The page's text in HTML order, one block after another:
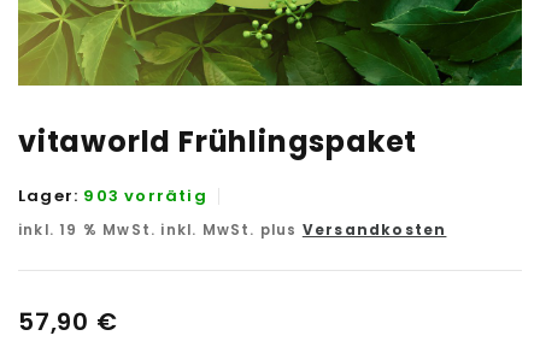
vitaworld Frühlingspaket
Lager: 903 vorrätig
inkl. 19 % MwSt. inkl. MwSt. plus Versandkosten
57,90 €